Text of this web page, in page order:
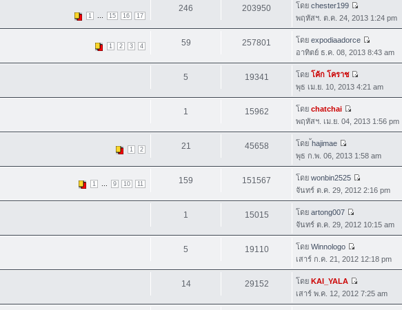
1 15 16 17
246 203950 โดย chester199
พฤหัสฯ. ต.ค. 24, 2013 1:24 pm
1 2 3 4 59 257801 โดย expodiaadorce
อาทิตย์ ธ.ค. 08, 2013 8:43 am
5 19341 โดย โค้ก โคราช
พุธ เม.ย. 10, 2013 4:21 am
1 15962 โดย chatchai
พฤหัสฯ. เม.ย. 04, 2013 1:56 pm
1 2 21 45658 โดย ้hajimae
พุธ ก.พ. 06, 2013 1:58 am
1 9 10 11 159 151567 โดย wonbin2525
จันทร์ ต.ค. 29, 2012 2:16 pm
1 15015 โดย artong007
จันทร์ ต.ค. 29, 2012 10:15 am
5 19110 โดย Winnologo
เสาร์ ก.ค. 21, 2012 12:18 pm
14 29152 โดย KAI_YALA
เสาร์ พ.ค. 12, 2012 7:25 am